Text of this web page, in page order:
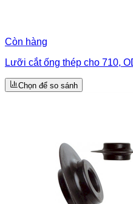
Còn hàng
Lưỡi cắt ống thép cho 710,
Chọn để so sánh